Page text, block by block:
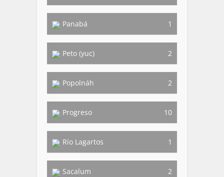
Panabá 1
Peto (yuc) 2
Popolnáh 2
Progreso 10
Río Lagartos 1
Sacalum 2